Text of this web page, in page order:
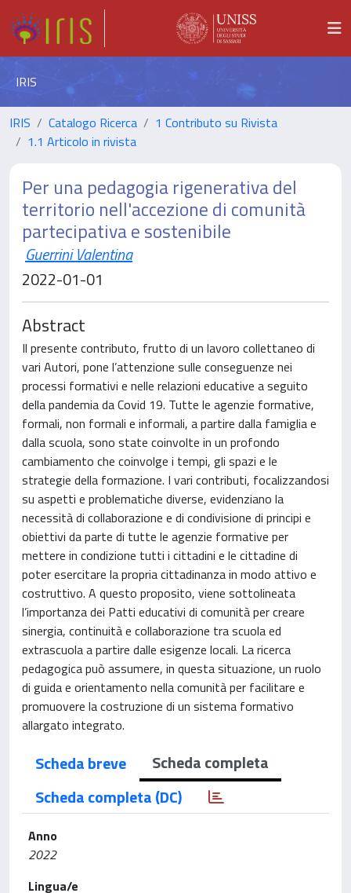
IRIS
IRIS Catalogo Ricerca
1 Contributo su Rivista
1.1 Articolo in rivista
Per una pedagogia rigenerativa del
territorio nell'accezione di comunità
partecipativa e sostenibile
Guerrini Valentina
2022-01-01
Abstract
Il presente contributo, frutto di un lavoro collettaneo di
vari Autori, pone l’attenzione sulle conseguenze nei
processi formativi e nelle relazioni educative a seguito
della pandemia da Covid 19. Tutte le agenzie formative,
formali, non formali e informali, a partire dalla famiglia e
dalla scuola, sono state coinvolte in un profondo
cambiamento che coinvolge i tempi, gli spazi e le
strategie della formazione. I vari contributi, focalizzandosi
su aspetti e problematiche diverse, evidenziano la
necessità di collaborazione e di condivisione di principi e
obiettivi da parte di tutte le agenzie formative per
mettere in condizione tutti i cittadini e le cittadine di
poter esercitare la propria cittadinanza in modo attivo e
costruttivo. A questo proposito, viene sottolineata
l’importanza dei Patti educativi di comunità per creare
sinergia, continuità e collaborazione tra scuola ed
extrascuola a partire dalle esigenze locali. La ricerca
pedagogica può assumere, in questa situazione, un ruolo
di guida e orientamento nella comunità per facilitare e
promuovere la costruzione di un sistema formativo
allargato integrato.
Scheda breve
Scheda completa
Scheda completa (DC)
Anno
2022
Lingua/e